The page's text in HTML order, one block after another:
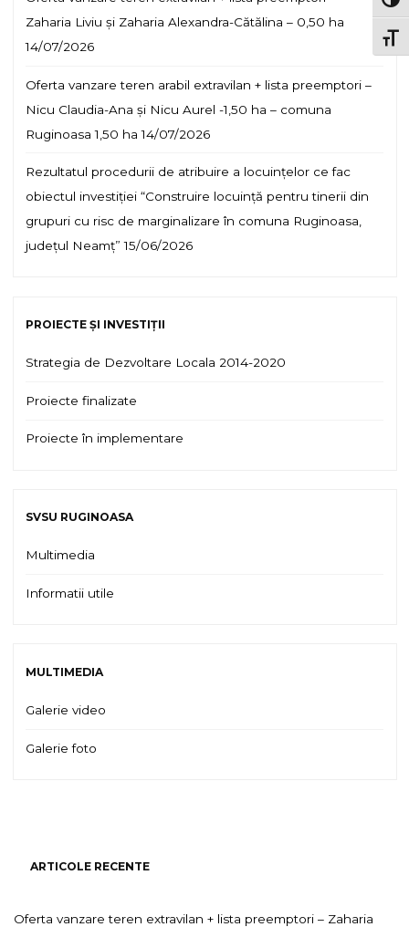
Zaharia Liviu și Zaharia Alexandra-Cătălina – 0,50 ha
14/07/2026
Oferta vanzare teren arabil extravilan + lista preemptori –
Nicu Claudia-Ana și Nicu Aurel -1,50 ha – comuna
Ruginoasa 1,50 ha 14/07/2026
Rezultatul procedurii de atribuire a locuințelor ce fac
obiectul investiției “Construire locuință pentru tinerii din
grupuri cu risc de marginalizare în comuna Ruginoasa,
județul Neamț” 15/06/2026
PROIECTE ȘI INVESTIȚII
Strategia de Dezvoltare Locala 2014-2020
Proiecte finalizate
Proiecte în implementare
SVSU RUGINOASA
Multimedia
Informatii utile
MULTIMEDIA
Galerie video
Galerie foto
ARTICOLE RECENTE
Oferta vanzare teren extravilan + lista preemptori – Zaharia